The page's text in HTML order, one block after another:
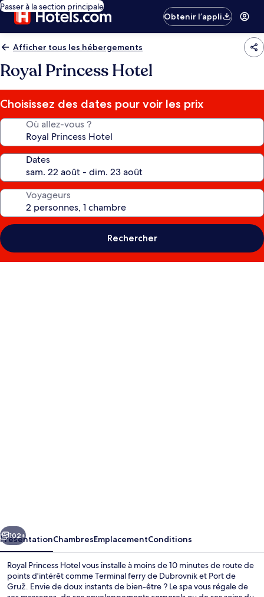
Passer à la section principale
Obtenir l’appli
Afficher tous les hébergements
Royal Princess Hotel
Choisissez des dates pour voir les prix
Où allez-vous ?
Dates
Voyageurs
Rechercher
Suivant
102+
PrésentationChambresEmplacementConditions
Royal Princess Hotel vous installe à moins de 10 minutes de route de
points d'intérêt comme Terminal ferry de Dubrovnik et Port de
Gruž. Envie de doux instants de bien-être ? Le spa vous régale de